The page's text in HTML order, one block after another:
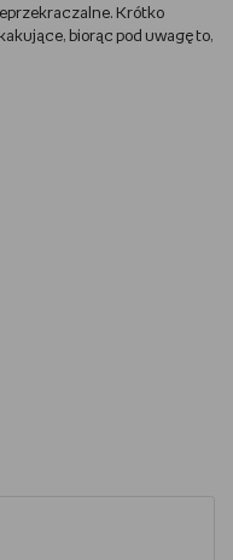
Krótko
biorąc pod uwagę to,